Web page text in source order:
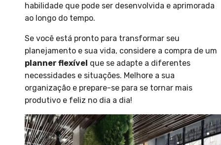
habilidade que pode ser desenvolvida e aprimorada
ao longo do tempo.
Se você está pronto para transformar seu
planejamento e sua vida, considere a compra de um
planner flexível que se adapte a diferentes
necessidades e situações. Melhore a sua
organização e prepare-se para se tornar mais
produtivo e feliz no dia a dia!